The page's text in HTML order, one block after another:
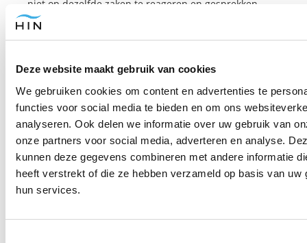
Deze website maakt gebruik van cookies
We gebruiken cookies om content en advertenties te
functies voor social media te bieden en om ons
analyseren. Ook delen we informatie over uw gebruik van
onze partners voor social media, adverteren en analyse.
kunnen deze gegevens combineren met andere informatie
heeft verstrekt of die ze hebben verzameld op basis van uw
hun services.
niet op dezelfde zaken te reageren en gesprekken
voelen om de een of andere reden toch leeg.
sociaal leven. In dat geval kan hypnose je helpen met
het vinden van nieuwe vrienden die beter bij je
passen.
Iets verder dan je sociale kring is ook dat je hopeloos
verliefd kunt zijn. Je vindt het dan misschien lastig om
over een afwijzing heen te komen of je wordt snel
weer verliefd op een ander. Ook dan kan hypnose je
hoe je hier anders mee om kunt gaan.